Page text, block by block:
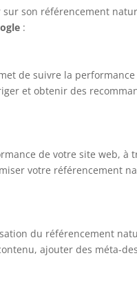
son référencement
:
de suivre la
et obtenir des
de votre site web,
votre référencement
du référencement
ajouter des méta-